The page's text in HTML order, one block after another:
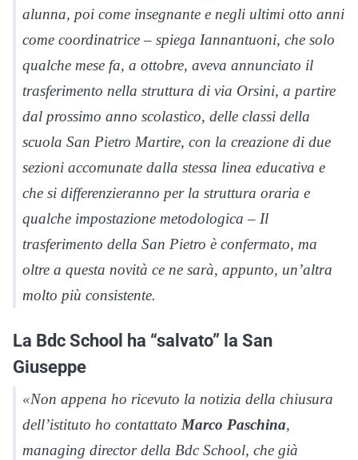
alunna, poi come insegnante e negli ultimi otto anni
come coordinatrice – spiega Iannantuoni, che solo
qualche mese fa, a ottobre, aveva annunciato il
trasferimento nella struttura di via Orsini, a partire
dal prossimo anno scolastico, delle classi della
scuola San Pietro Martire, con la creazione di due
sezioni accomunate dalla stessa linea educativa e
che si differenzieranno per la struttura oraria e
qualche impostazione metodologica – Il
trasferimento della San Pietro è confermato, ma
oltre a questa novità ce ne sarà, appunto, un’altra
molto più consistente.
La Bdc School ha “salvato” la San
Giuseppe
«Non appena ho ricevuto la notizia della chiusura
dell’istituto ho contattato Marco Paschina,
managing director della Bdc School, che già